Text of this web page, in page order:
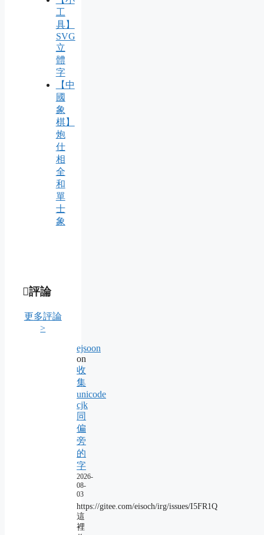
工
具】
SVG
立
體
字
【中
國
象
棋】
炮
仕
相
全
和
單
士
象
評論
更多評論
>
ejsoon
on
收
集
unicode
cjk
同
偏
旁
的
字
2026-
08-
03
https://gitee.com/eisoch/irg/issues/I5FR1Q
這
裡